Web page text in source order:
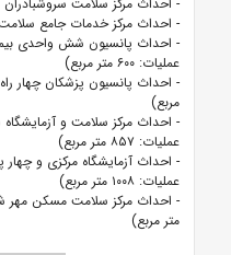
- احداث مرکز خدمات جامع سلامت
- احداث پانسیون شش واحدی
عملیات: ۶۰۰ متر مربع)
مربع)
- احداث مرکز سلامت و
عملیات: ۸۵۷ متر مربع)
- احداث آزمایشگاه مرکزی و
عملیات: ۱۰۰۸ متر مربع)
متر مربع)